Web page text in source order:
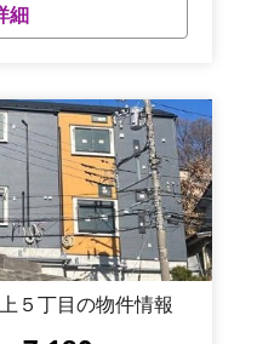
細
５丁目の物件情報